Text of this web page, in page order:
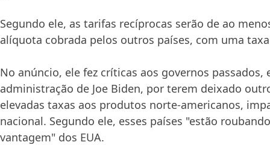
Segundo ele, as tarifas recíprocas serão de ao
alíquota cobrada pelos outros países, com uma
No anúncio, ele fez críticas aos governos passados,
administração de Joe Biden, por terem deixado
elevadas taxas aos produtos norte-americanos,
nacional. Segundo ele, esses países "estão
vantagem" dos EUA.